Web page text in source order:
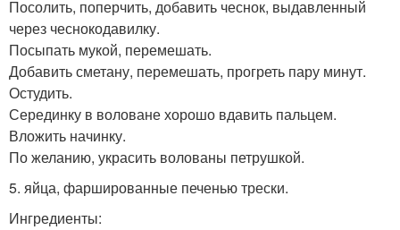
Посолить, поперчить, добавить чеснок, выдавленный
через чеснокодавилку.
Посыпать мукой, перемешать.
Добавить сметану, перемешать, прогреть пару минут.
Остудить.
Серединку в воловане хорошо вдавить пальцем.
Вложить начинку.
По желанию, украсить волованы петрушкой.
5. яйца, фаршированные печенью трески.
Ингредиенты: